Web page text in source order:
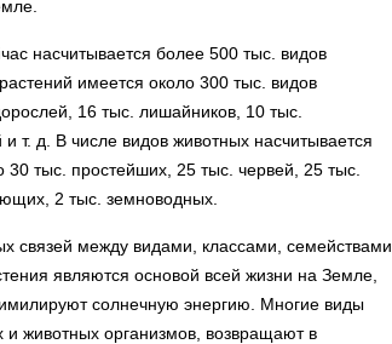
насчитывается более 500 тыс. видов
имеется около 300 тыс. видов
16 тыс. лишайников, 10 тыс.
т. д. В числе видов животных насчитывается
тыс. простейших, 25 тыс. червей, 25 тыс.
2 тыс. земноводных.
связей между видами, классами, семействами
являются основой всей жизни на Земле,
солнечную энергию. Многие виды
и животных организмов, возвращают в